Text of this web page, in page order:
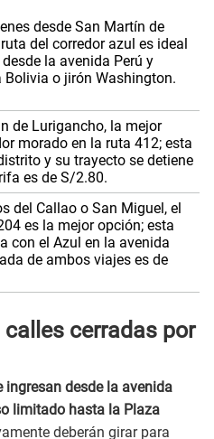
desde San Martín de
del corredor azul es ideal
la avenida Perú y
o jirón Washington.
de Lurigancho, la mejor
morado en la ruta 412; esta
y su trayecto se detiene
es de S/2.80.
del Callao o San Miguel, el
es la mejor opción; esta
con el Azul en la avenida
de ambos viajes es de
cerradas por
ingresan desde la avenida
limitado hasta la Plaza
deberán girar para